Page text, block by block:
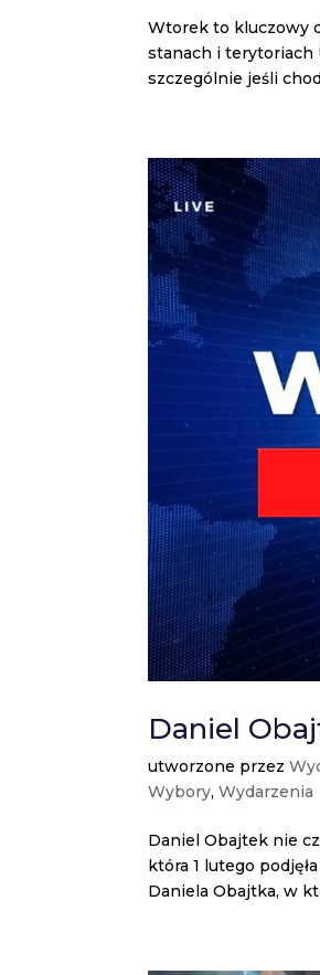
Wtorek to kluczowy
stanach i terytoriach
szczególnie jeśli
Daniel
utworzone przez
Wybory,Wydarzenia
Daniel Obajtek nie
która 1 lutego
Daniela Obajtka, w